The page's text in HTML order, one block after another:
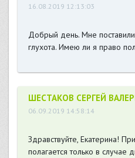
16.08.2019 12:13:03
Добрый день. Мне
глухота. Имею ли я право
ШЕСТАКОВ СЕРГЕЙ
06.09.2019 14:58:14
Здравствуйте, Екатерина!
полагается только в случае